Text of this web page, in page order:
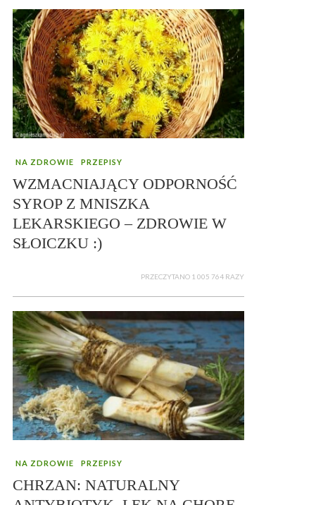
NA ZDROWIE PRZEPISY
WZMACNIAJĄCY ODPORNOŚĆ
SYROP Z MNISZKA
LEKARSKIEGO – ZDROWIE W
SŁOICZKU :)
PRZECZYTANO 1 005 764 RAZY
NA ZDROWIE PRZEPISY
CHRZAN: NATURALNY